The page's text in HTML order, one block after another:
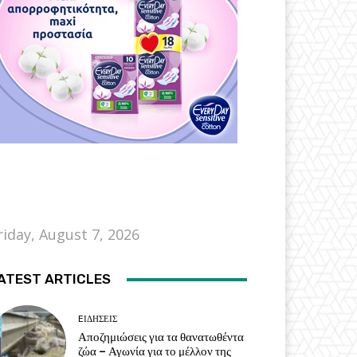
August 7, 2026
ARTICLES
EΙΔΗΣΕΙΣ
Αποζημιώσεις για τα θανατωθέντα
ζώα – Αγωνία για το μέλλον της